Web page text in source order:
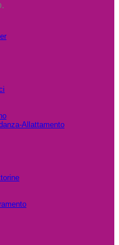
Allattamento